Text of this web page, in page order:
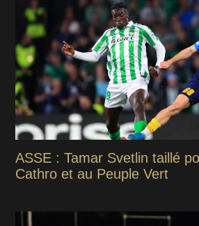
ASSE : Tamar Svetlin taillé
Cathro et au Peuple Vert